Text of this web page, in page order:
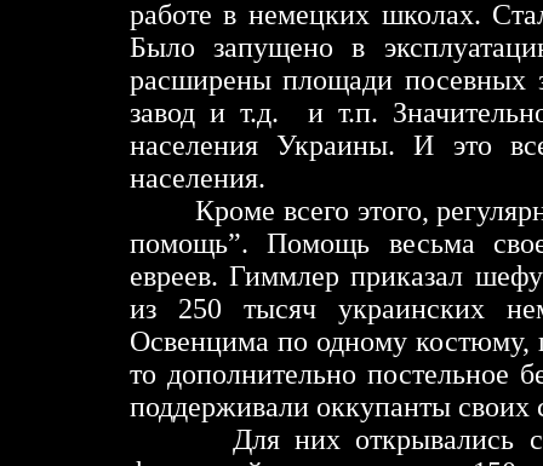
работе в немецких школах.
Было запущено в
расширены площади посевных
завод и т.д. и т.п.
населения Украины. И это
населения.
Кроме всего этого,
помощь”. Помощь весьма
евреев. Гиммлер приказал
из 250 тысяч украинских
Освенцима по одному костюму,
то дополнительно постельное
поддерживали оккупанты своих
Для них открывались